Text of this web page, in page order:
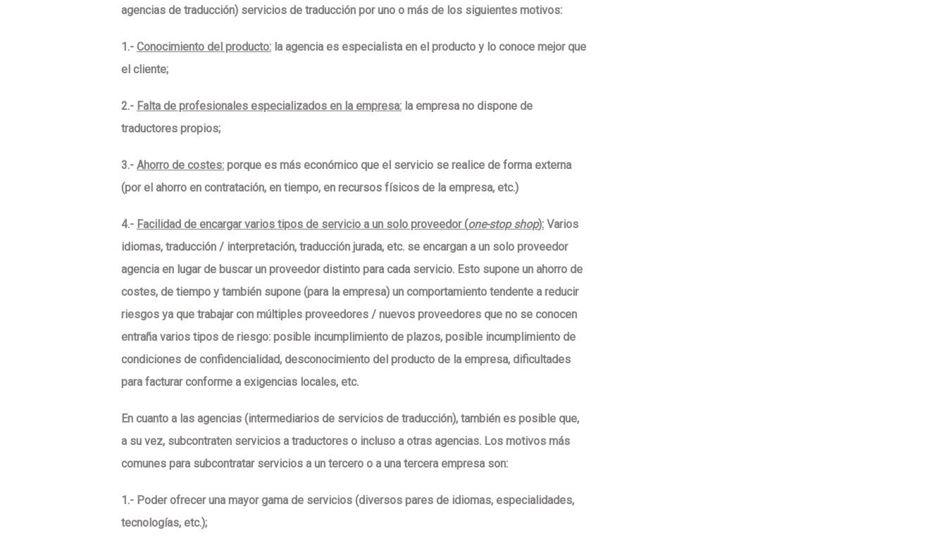
agencias de traducción) servicios de traducción por uno o más de los siguientes motivos:
1.- Conocimiento del producto: la agencia es especialista en el producto y lo conoce mejor que
el cliente;
2.- Falta de profesionales especializados en la empresa: la empresa no dispone de
traductores propios;
3.- Ahorro de costes: porque es más económico que el servicio se realice de forma externa
(por el ahorro en contratación, en tiempo, en recursos físicos de la empresa, etc.)
4.- Facilidad de encargar varios tipos de servicio a un solo proveedor (one-stop shop): Varios
idiomas, traducción / interpretación, traducción jurada, etc. se encargan a un solo proveedor
agencia en lugar de buscar un proveedor distinto para cada servicio. Esto supone un ahorro de
costes, de tiempo y también supone (para la empresa) un comportamiento tendente a reducir
riesgos ya que trabajar con múltiples proveedores / nuevos proveedores que no se conocen
entraña varios tipos de riesgo: posible incumplimiento de plazos, posible incumplimiento de
condiciones de confidencialidad, desconocimiento del producto de la empresa, dificultades
para facturar conforme a exigencias locales, etc.
En cuanto a las agencias (intermediarios de servicios de traducción), también es posible que,
a su vez, subcontraten servicios a traductores o incluso a otras agencias. Los motivos más
comunes para subcontratar servicios a un tercero o a una tercera empresa son:
1.- Poder ofrecer una mayor gama de servicios (diversos pares de idiomas, especialidades,
tecnologías, etc.);